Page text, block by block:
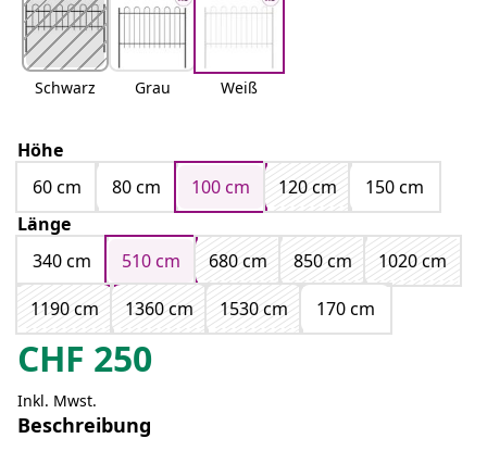
Schwarz Grau Weiß
Höhe
60 cm
80 cm 100 cm 120 cm
150 cm
Länge
340 cm
510 cm 680 cm 850 cm
1020 cm
1190 cm
1360 cm 1530 cm 170 cm
CHF 250
Inkl. Mwst.
Beschreibung